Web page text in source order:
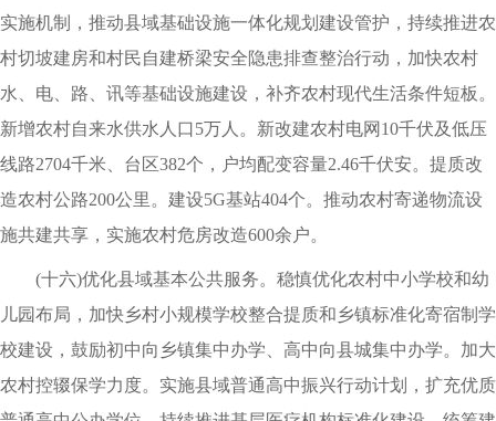
实施机制，推动县域基础设施一体化规划建设管护，持续推进农
村切坡建房和村民自建桥梁安全隐患排查整治行动，加快农村
水、电、路、讯等基础设施建设，补齐农村现代生活条件短板。
新增农村自来水供水人口5万人。新改建农村电网10千伏及低压
线路2704千米、台区382个，户均配变容量2.46千伏安。提质改
造农村公路200公里。建设5G基站404个。推动农村寄递物流设
施共建共享，实施农村危房改造600余户。
(十六)优化县域基本公共服务。稳慎优化农村中小学校和幼
儿园布局，加快乡村小规模学校整合提质和乡镇标准化寄宿制学
校建设，鼓励初中向乡镇集中办学、高中向县城集中办学。加大
农村控辍保学力度。实施县域普通高中振兴行动计划，扩充优质